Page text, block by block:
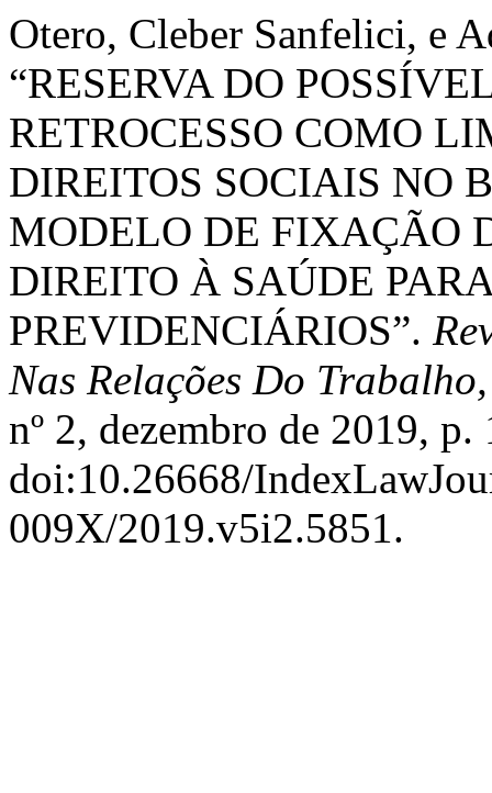
Otero, Cleber Sanfelici, e
“RESERVA DO
RETROCESSO COMO
DIREITOS SOCIAIS NO
MODELO DE FIXAÇÃO
DIREITO À SAÚDE
PREVIDENCIÁRIOS”.
Nas Relações Do
nº 2, dezembro de 2019, p.
doi:10.26668/
009X/2019.v5i2.5851.